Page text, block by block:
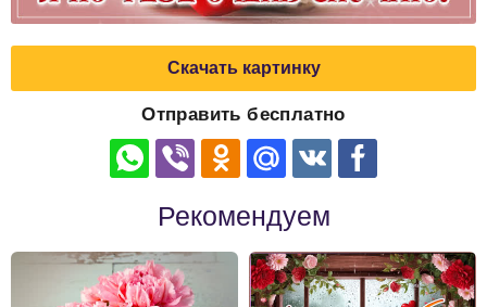
Скачать картинку
Отправить бесплатно
Рекомендуем